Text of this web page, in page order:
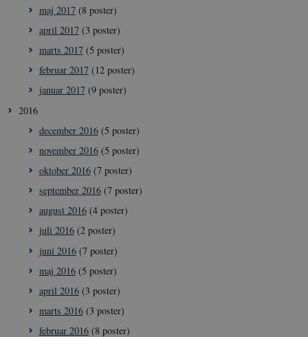
maj 2017(8 poster)
april 2017(3 poster)
marts 2017(5 poster)
februar 2017(12 poster)
januar 2017(9 poster)
2016
december 2016(5 poster)
november 2016(5 poster)
oktober 2016(7 poster)
september 2016(7 poster)
august 2016(4 poster)
juli 2016(2 poster)
juni 2016(7 poster)
maj 2016(5 poster)
april 2016(3 poster)
marts 2016(3 poster)
februar 2016(8 poster)
__Secure-
typo3nonce__gmD7aT5GgP4rEaReeoT4Q
__Secure-typo3nonce_9pF_MH-
o6zI1ofHsZUGvzQ
__Secure-typo3nonce_rgWAq6nC-
PFH_166HooM7A
__Secure-
typo3nonce_8l0UJ2f7DKxv4hHSHupSxA
__Secure-